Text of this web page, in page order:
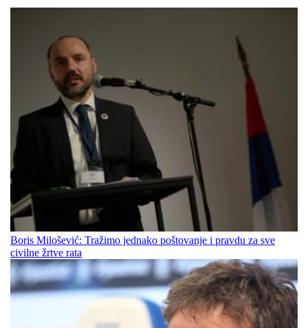
Boris Milošević: Tražimo jednako poštovanje i pravdu za sve
civilne žrtve rata